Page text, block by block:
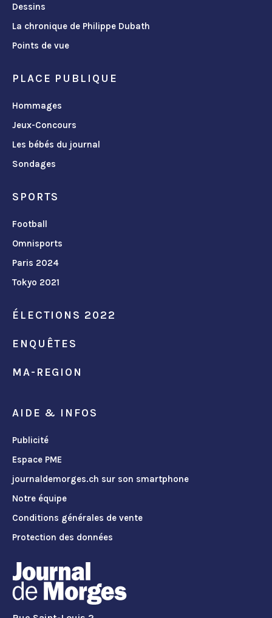
Dessins
La chronique de Philippe Dubath
Points de vue
PLACE PUBLIQUE
Hommages
Jeux-Concours
Les bébés du journal
Sondages
SPORTS
Football
Omnisports
Paris 2024
Tokyo 2021
ÉLECTIONS 2022
ENQUÊTES
MA-REGION
AIDE & INFOS
Publicité
Espace PME
journaldemorges.ch sur son smartphone
Notre équipe
Conditions générales de vente
Protection des données